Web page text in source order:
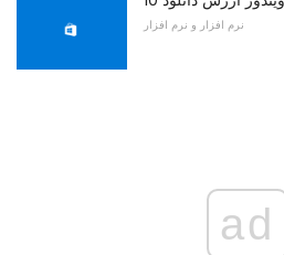
نرم افزار و نرم افزار
ad